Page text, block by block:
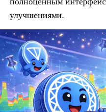
улучшениями.